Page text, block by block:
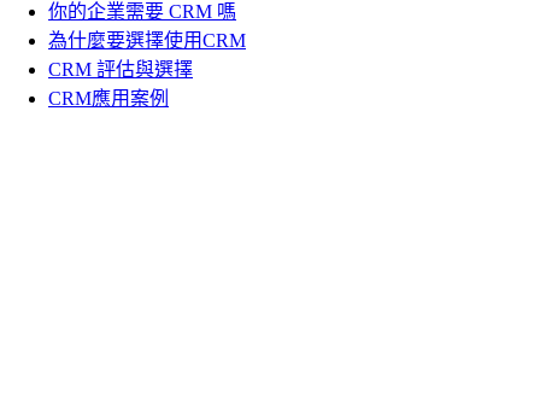
你的企業需要 CRM 嗎
為什麼要選擇使用CRM
CRM 評估與選擇
CRM應用案例